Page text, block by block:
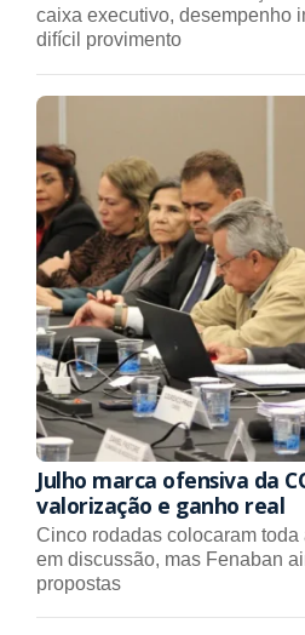
caixa executivo, desempenho
difícil provimento
Julho marca ofensiva da
valorização e ganho real
Cinco rodadas colocaram
em discussão, mas Fenaban
propostas